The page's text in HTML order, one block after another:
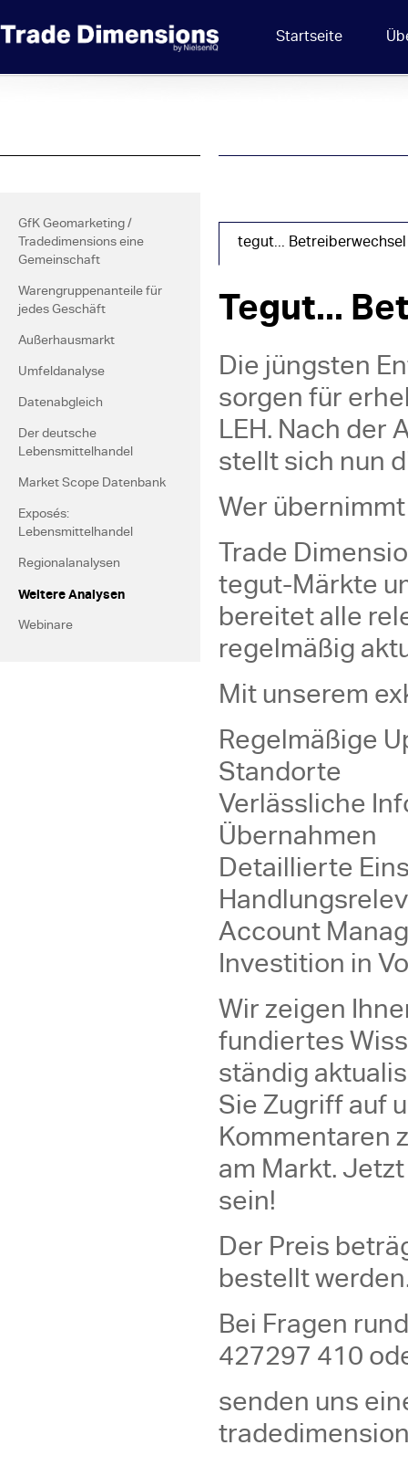
Startseite
GfK Geomarketing /
Tradedimensions eine
Gemeinschaft
Warengruppenanteile für
jedes Geschäft
Außerhausmarkt
Umfeldanalyse
Datenabgleich
Der deutsche
Lebensmittelhandel
Market Scope Datenbank
Exposés:
Lebensmittelhandel
Regionalanalysen
Weitere Analysen
Webinare
tegut... Betreiberwechsel
Tegut...
Die jüngsten
sorgen für
LEH. Nach
stellt sich nun
Wer
Trade
tegut-Märkte
bereitet alle
regelmäßig
Mit unserem
Regelmäßige
Standorte
Verlässliche
Übernahmen
Detaillierte
Account
Investition in
Wir zeigen
fundiertes
ständig
Sie Zugriff auf
Kommentaren
am Markt.
sein!
Der Preis
bestellt
Bei Fragen
427297 410
senden uns